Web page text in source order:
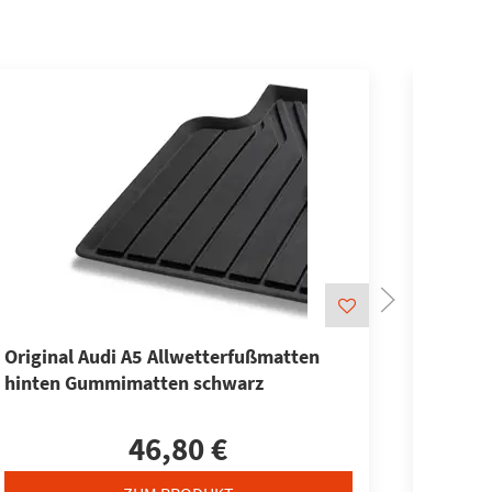
Original Audi A5 Allwetterfußmatten
hinten Gummimatten schwarz
46,80 €